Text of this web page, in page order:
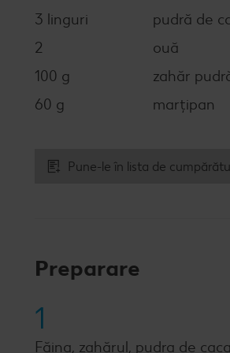
3 linguri
pudră de
2
ouă
100 g
zahăr
60 g
marțipan
Pune-le în lista de
Preparare
1
Făina, zahărul, pudra de